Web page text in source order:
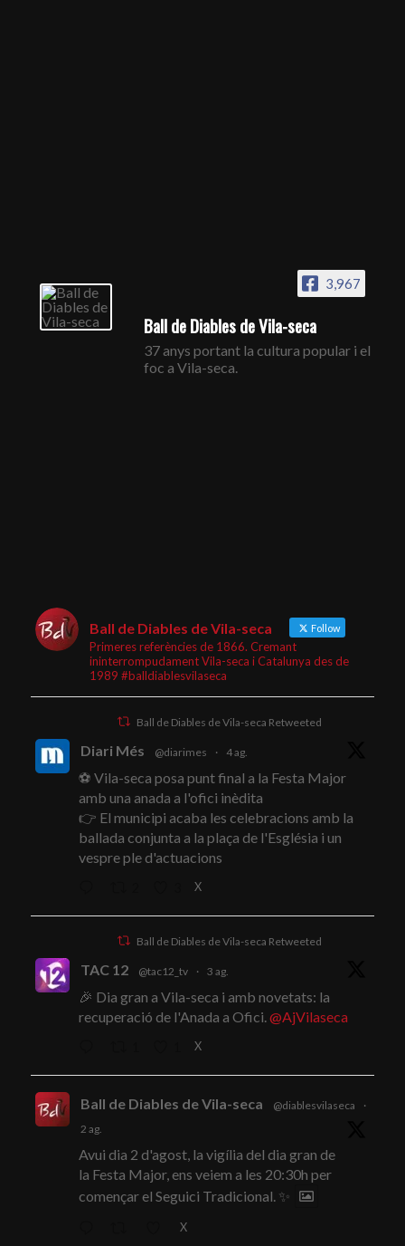
3,967
Ball de Diables de Vila-seca
37 anys portant la cultura popular i el
foc a Vila-seca.
Ball de Diables de Vila-seca Follow
Primeres referències de 1866. Cremant
ininterrompudament Vila-seca i Catalunya des de
1989 #balldiablesvilaseca
Ball de Diables de Vila-seca Retweeted
Diari Més @diarimes · 4 ag.
⚽ Vila-seca posa punt final a la Festa Major
amb una anada a l'ofici inèdita
👉 El municipi acaba les celebracions amb la
ballada conjunta a la plaça de l'Església i un
vespre ple d'actuacions
X
Ball de Diables de Vila-seca Retweeted
TAC 12 @tac12_tv · 3 ag.
🎉 Dia gran a Vila-seca i amb novetats: la
recuperació de l'Anada a Ofici.@AjVilaseca
X
Ball de Diables de Vila-seca @diablesvilaseca
·
2 ag.
Avui dia 2 d'agost, la vigília del dia gran de
la Festa Major, ens veiem a les 20:30h per
començar el Seguici Tradicional. ✨
X